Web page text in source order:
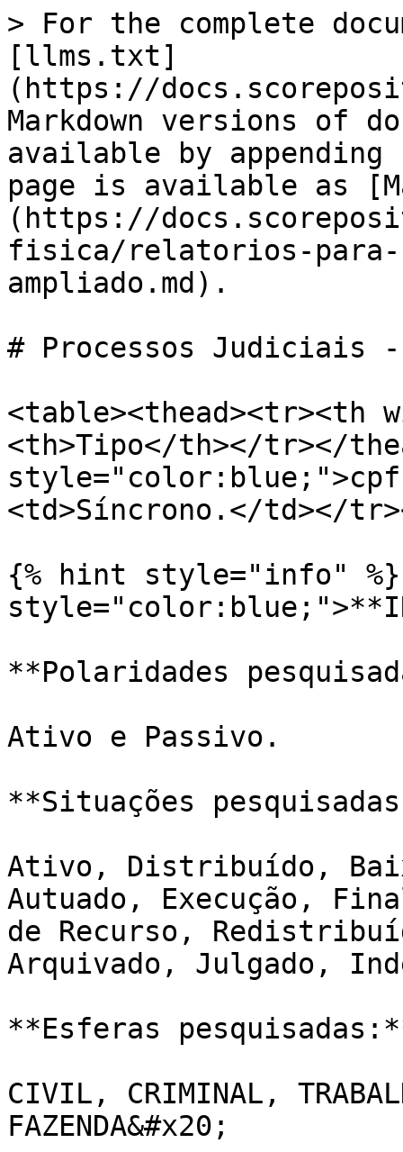
> For the complete
[llms.txt]
(https://
Markdown versions of
available by
page is available as
(https://
fisica/relatorios-
ampliado.md).
# Processos Judiciais -
<table><thead><tr><th
<th>Tipo</th></tr></
<td>Síncrono.</td></
{% hint style="info" %}
**Polaridades
Ativo e Passivo.
**Situações
Ativo, Distribuído,
Autuado, Execução,
de Recurso,
Arquivado, Julgado,
**Esferas
CIVIL, CRIMINAL,
FAZENDA&#x20;